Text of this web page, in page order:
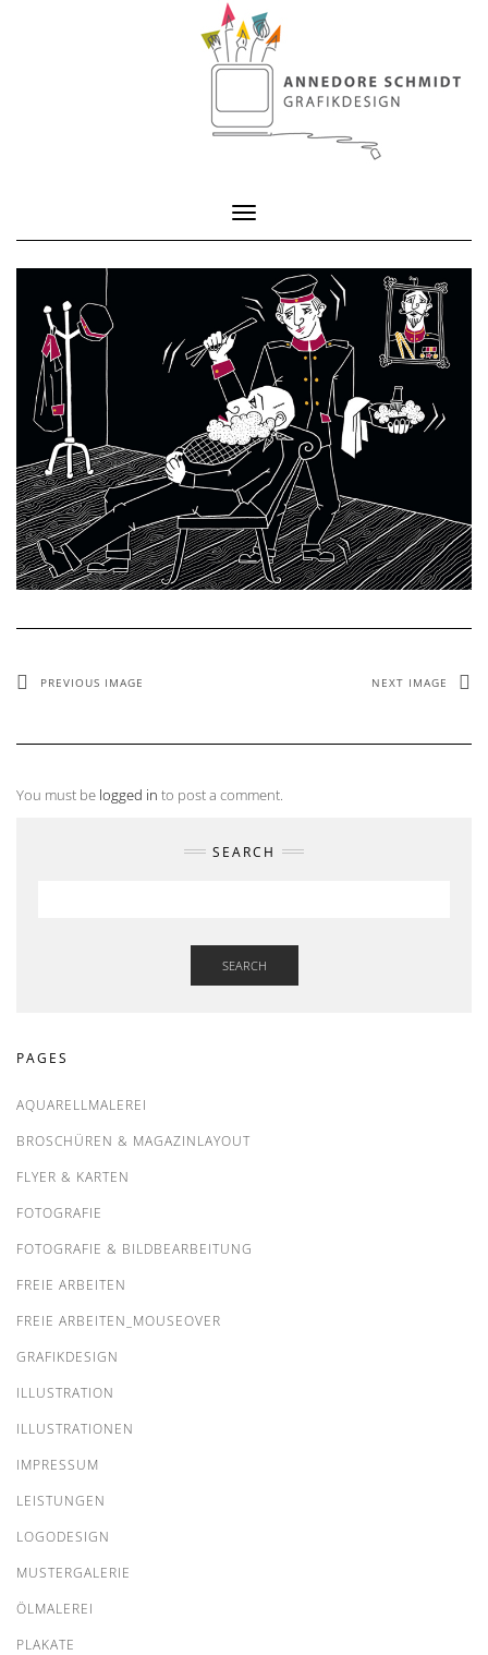
Toggle Navigation
PREVIOUS IMAGE NEXT IMAGE
You must be logged in to post a comment.
SEARCH
SEARCH
PAGES
AQUARELLMALEREI
BROSCHÜREN & MAGAZINLAYOUT
FLYER & KARTEN
FOTOGRAFIE
FOTOGRAFIE & BILDBEARBEITUNG
FREIE ARBEITEN
FREIE ARBEITEN_MOUSEOVER
GRAFIKDESIGN
ILLUSTRATION
ILLUSTRATIONEN
IMPRESSUM
LEISTUNGEN
LOGODESIGN
MUSTERGALERIE
ÖLMALEREI
PLAKATE